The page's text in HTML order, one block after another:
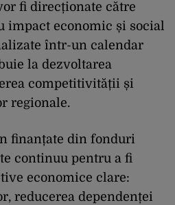
fi direcționate către
impact economic și social
într-un calendar
la dezvoltarea
competitivității și
regionale.
finanțate din fonduri
continuu pentru a fi
economice clare:
reducerea dependenței